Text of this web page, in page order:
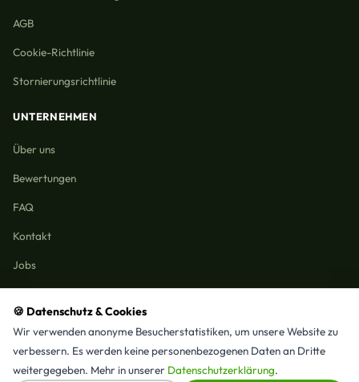
🍪 Datenschutz & Cookies
Wir verwenden anonyme Besucherstatistiken, um unsere Website zu
verbessern. Es werden keine personenbezogenen Daten an Dritte
weitergegeben. Mehr in unserer Datenschutzerklärung.
AGB
Cookie-Richtlinie
Stornierungsrichtlinie
UNTERNEHMEN
Über uns
Bewertungen
FAQ
Kontakt
Jobs
Alle Leistungen & Stadtteile
⭐ 4,9/5 Google · 15 Bewertungen · Seit 2025 in München